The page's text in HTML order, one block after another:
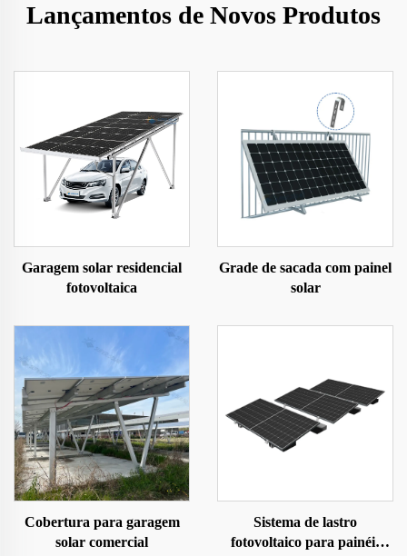
Lançamentos de Novos Produtos
Garagem solar residencial
fotovoltaica
Grade de sacada com painel
solar
Cobertura para garagem
solar comercial
Sistema de lastro
fotovoltaico para painéis